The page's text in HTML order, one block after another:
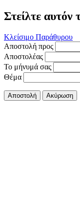
Στείλτε αυτόν
Κλείσιμο Παράθυρου
Αποστολή προς
Αποστολέας
Το μήνυμά σας
Θέμα
Αποστολή Ακύρωση